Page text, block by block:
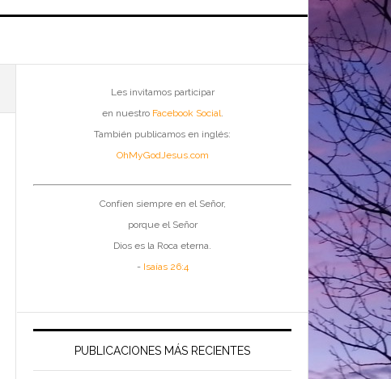
Les invitamos participar
en nuestro Facebook Social.
También publicamos en inglés:
OhMyGodJesus.com
Confíen siempre en el Señor,
porque el Señor
Dios es la Roca eterna.
- Isaías 26:4
PUBLICACIONES MÁS RECIENTES